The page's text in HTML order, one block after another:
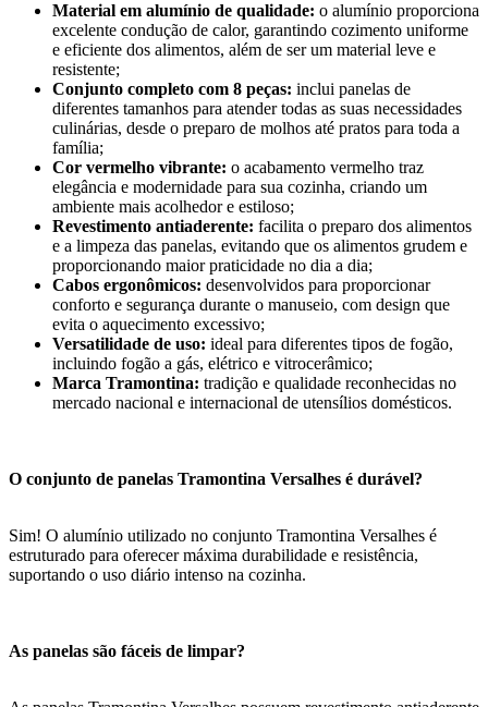
Material em alumínio de qualidade: o alumínio proporciona
excelente condução de calor, garantindo cozimento uniforme
e eficiente dos alimentos, além de ser um material leve e
resistente;
Conjunto completo com 8 peças: inclui panelas de
diferentes tamanhos para atender todas as suas necessidades
culinárias, desde o preparo de molhos até pratos para toda a
família;
Cor vermelho vibrante: o acabamento vermelho traz
elegância e modernidade para sua cozinha, criando um
ambiente mais acolhedor e estiloso;
Revestimento antiaderente: facilita o preparo dos alimentos
e a limpeza das panelas, evitando que os alimentos grudem e
proporcionando maior praticidade no dia a dia;
Cabos ergonômicos: desenvolvidos para proporcionar
conforto e segurança durante o manuseio, com design que
evita o aquecimento excessivo;
Versatilidade de uso: ideal para diferentes tipos de fogão,
incluindo fogão a gás, elétrico e vitrocerâmico;
Marca Tramontina: tradição e qualidade reconhecidas no
mercado nacional e internacional de utensílios domésticos.
O conjunto de panelas Tramontina Versalhes é durável?
Sim! O alumínio utilizado no conjunto Tramontina Versalhes é
estruturado para oferecer máxima durabilidade e resistência,
suportando o uso diário intenso na cozinha.
As panelas são fáceis de limpar?